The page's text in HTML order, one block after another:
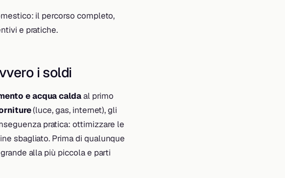
il percorso completo,
e pratiche.
i soldi
e acqua caldaal primo
(luce, gas, internet), gli
pratica: ottimizzare le
sbagliato. Prima di qualunque
alla più piccola e parti